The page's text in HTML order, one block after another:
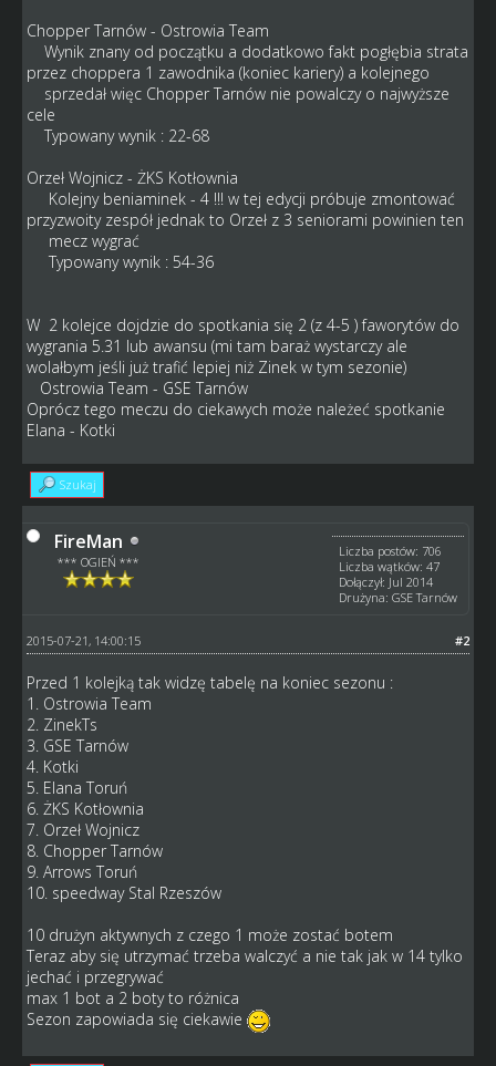
Chopper Tarnów - Ostrowia Team
Wynik znany od początku a dodatkowo fakt pogłębia strata
przez choppera 1 zawodnika (koniec kariery) a kolejnego
sprzedał więc Chopper Tarnów nie powalczy o najwyższe
cele
Typowany wynik : 22-68
Orzeł Wojnicz - ŻKS Kotłownia
Kolejny beniaminek - 4 !!! w tej edycji próbuje zmontować
przyzwoity zespół jednak to Orzeł z 3 seniorami powinien ten
mecz wygrać
Typowany wynik : 54-36
W 2 kolejce dojdzie do spotkania się 2 (z 4-5 ) faworytów do
wygrania 5.31 lub awansu (mi tam baraż wystarczy ale
wolałbym jeśli już trafić lepiej niż Zinek w tym sezonie)
Ostrowia Team - GSE Tarnów
Oprócz tego meczu do ciekawych może należeć spotkanie
Elana - Kotki
Szukaj
FireMan
*** OGIEŃ ***
Liczba postów: 706
Liczba wątków: 47
Dołączył: Jul 2014
Drużyna: GSE Tarnów
#2
2015-07-21, 14:00:15
Przed 1 kolejką tak widzę tabelę na koniec sezonu :
1. Ostrowia Team
2. ZinekTs
3. GSE Tarnów
4. Kotki
5. Elana Toruń
6. ŻKS Kotłownia
7. Orzeł Wojnicz
8. Chopper Tarnów
9. Arrows Toruń
10. speedway Stal Rzeszów
10 drużyn aktywnych z czego 1 może zostać botem
Teraz aby się utrzymać trzeba walczyć a nie tak jak w 14 tylko
jechać i przegrywać
max 1 bot a 2 boty to różnica
Sezon zapowiada się ciekawie